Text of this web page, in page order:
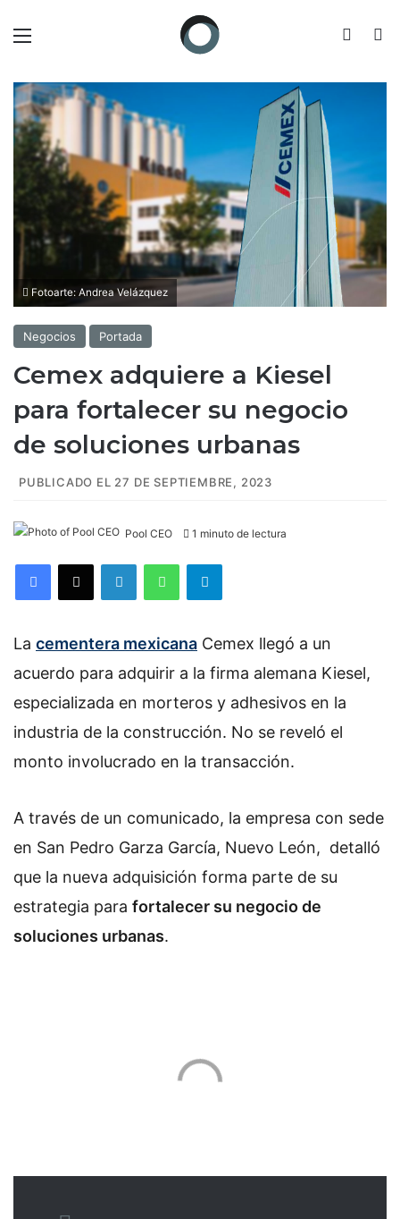
Fotoarte: Andrea Velázquez
Negocios Portada
Cemex adquiere a Kiesel
para fortalecer su negocio
de soluciones urbanas
PUBLICADO EL 27 DE SEPTIEMBRE, 2023
Pool CEO 1 minuto de lectura
La cementera mexicana Cemex llegó a un
acuerdo para adquirir a la firma alemana Kiesel,
especializada en morteros y adhesivos en la
industria de la construcción. No se reveló el
monto involucrado en la transacción.
A través de un comunicado, la empresa con sede
en San Pedro Garza García, Nuevo León, detalló
que la nueva adquisición forma parte de su
estrategia para fortalecer su negocio de
soluciones urbanas.